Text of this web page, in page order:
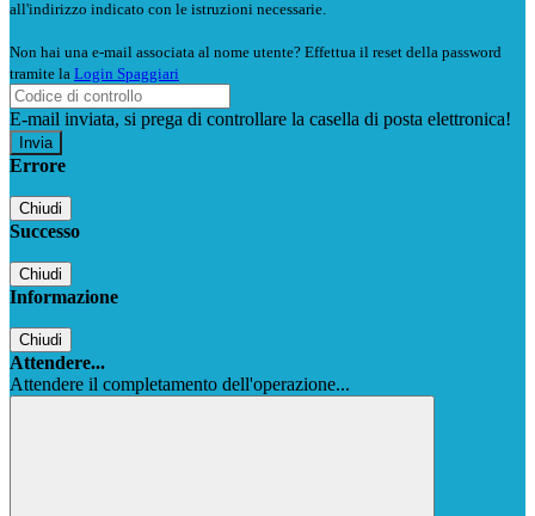
all'indirizzo indicato con le istruzioni necessarie.
Non hai una e-mail associata al nome utente? Effettua il reset della password
tramite la Login Spaggiari
E-mail inviata, si prega di controllare la casella di posta elettronica!
Errore
Chiudi
Successo
Chiudi
Informazione
Chiudi
Attendere...
Attendere il completamento dell'operazione...